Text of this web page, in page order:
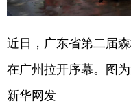
学术中国 乡村振兴
城市 旅游
彩票 娱乐
公益
近日，广东省第二届
在广州拉开序幕。图
新华网发